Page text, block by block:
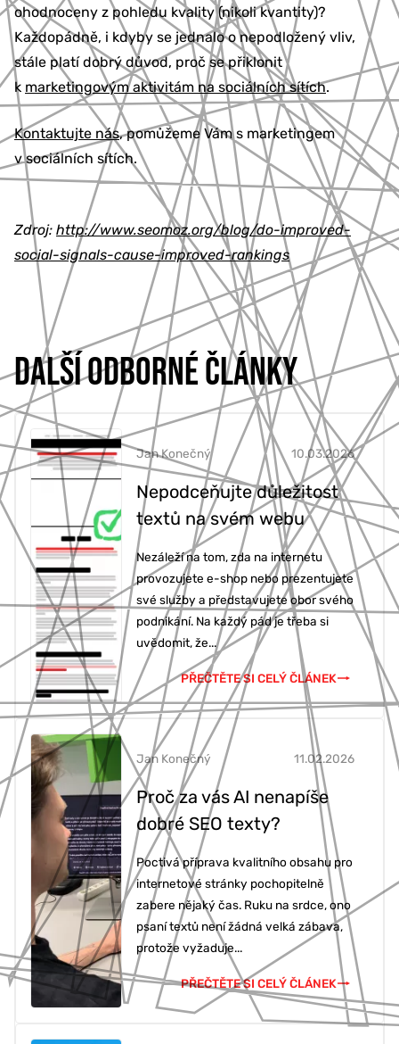
ohodnoceny z pohledu kvality (nikoli kvantity)?
Každopádně, i kdyby se jednalo o nepodložený vliv,
stále platí dobrý důvod, proč se přiklonit
k marketingovým aktivitám na sociálních sítích.
Kontaktujte nás, pomůžeme Vám s marketingem
v sociálních sítích.
Zdroj: http://www.seomoz.org/blog/do-improved-
social-signals-cause-improved-rankings
DALŠÍ ODBORNÉ ČLÁNKY
Nepodceňujte důležitost
textů na svém webu
10.03.2026
Jan Konečný
Nezáleží na tom, zda na internetu
provozujete e-shop nebo prezentujete
své služby a představujete obor svého
podnikání. Na každý pád je třeba si
uvědomit, že...
PŘEČTĚTE SI CELÝ ČLÁNEK
Proč za vás AI nenapíše
dobré SEO texty?
11.02.2026
Jan Konečný
Poctivá příprava kvalitního obsahu pro
internetové stránky pochopitelně
zabere nějaký čas. Ruku na srdce, ono
psaní textů není žádná velká zábava,
protože vyžaduje...
PŘEČTĚTE SI CELÝ ČLÁNEK